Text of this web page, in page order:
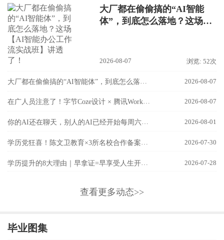
大厂都在偷偷搞的“AI智能
体”，到底怎么落地？这场
2026-08-07
2026-08-07
你的AI还在聊天，别人的AI已经开始每周六自己加班了！ 2026-08-01
学历党狂喜！陈文卫教育×3所名校合作备案成功！ 2026-07-30
2026-07-28